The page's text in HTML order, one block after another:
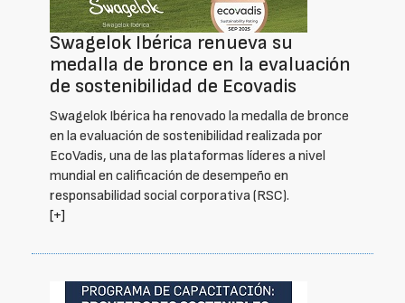
Swagelok Ibérica renueva su
medalla de bronce en la evaluación
de sostenibilidad de Ecovadis
Swagelok Ibérica ha renovado la medalla de bronce
en la evaluación de sostenibilidad realizada por
EcoVadis, una de las plataformas líderes a nivel
mundial en calificación de desempeño en
responsabilidad social corporativa (RSC).
[+]